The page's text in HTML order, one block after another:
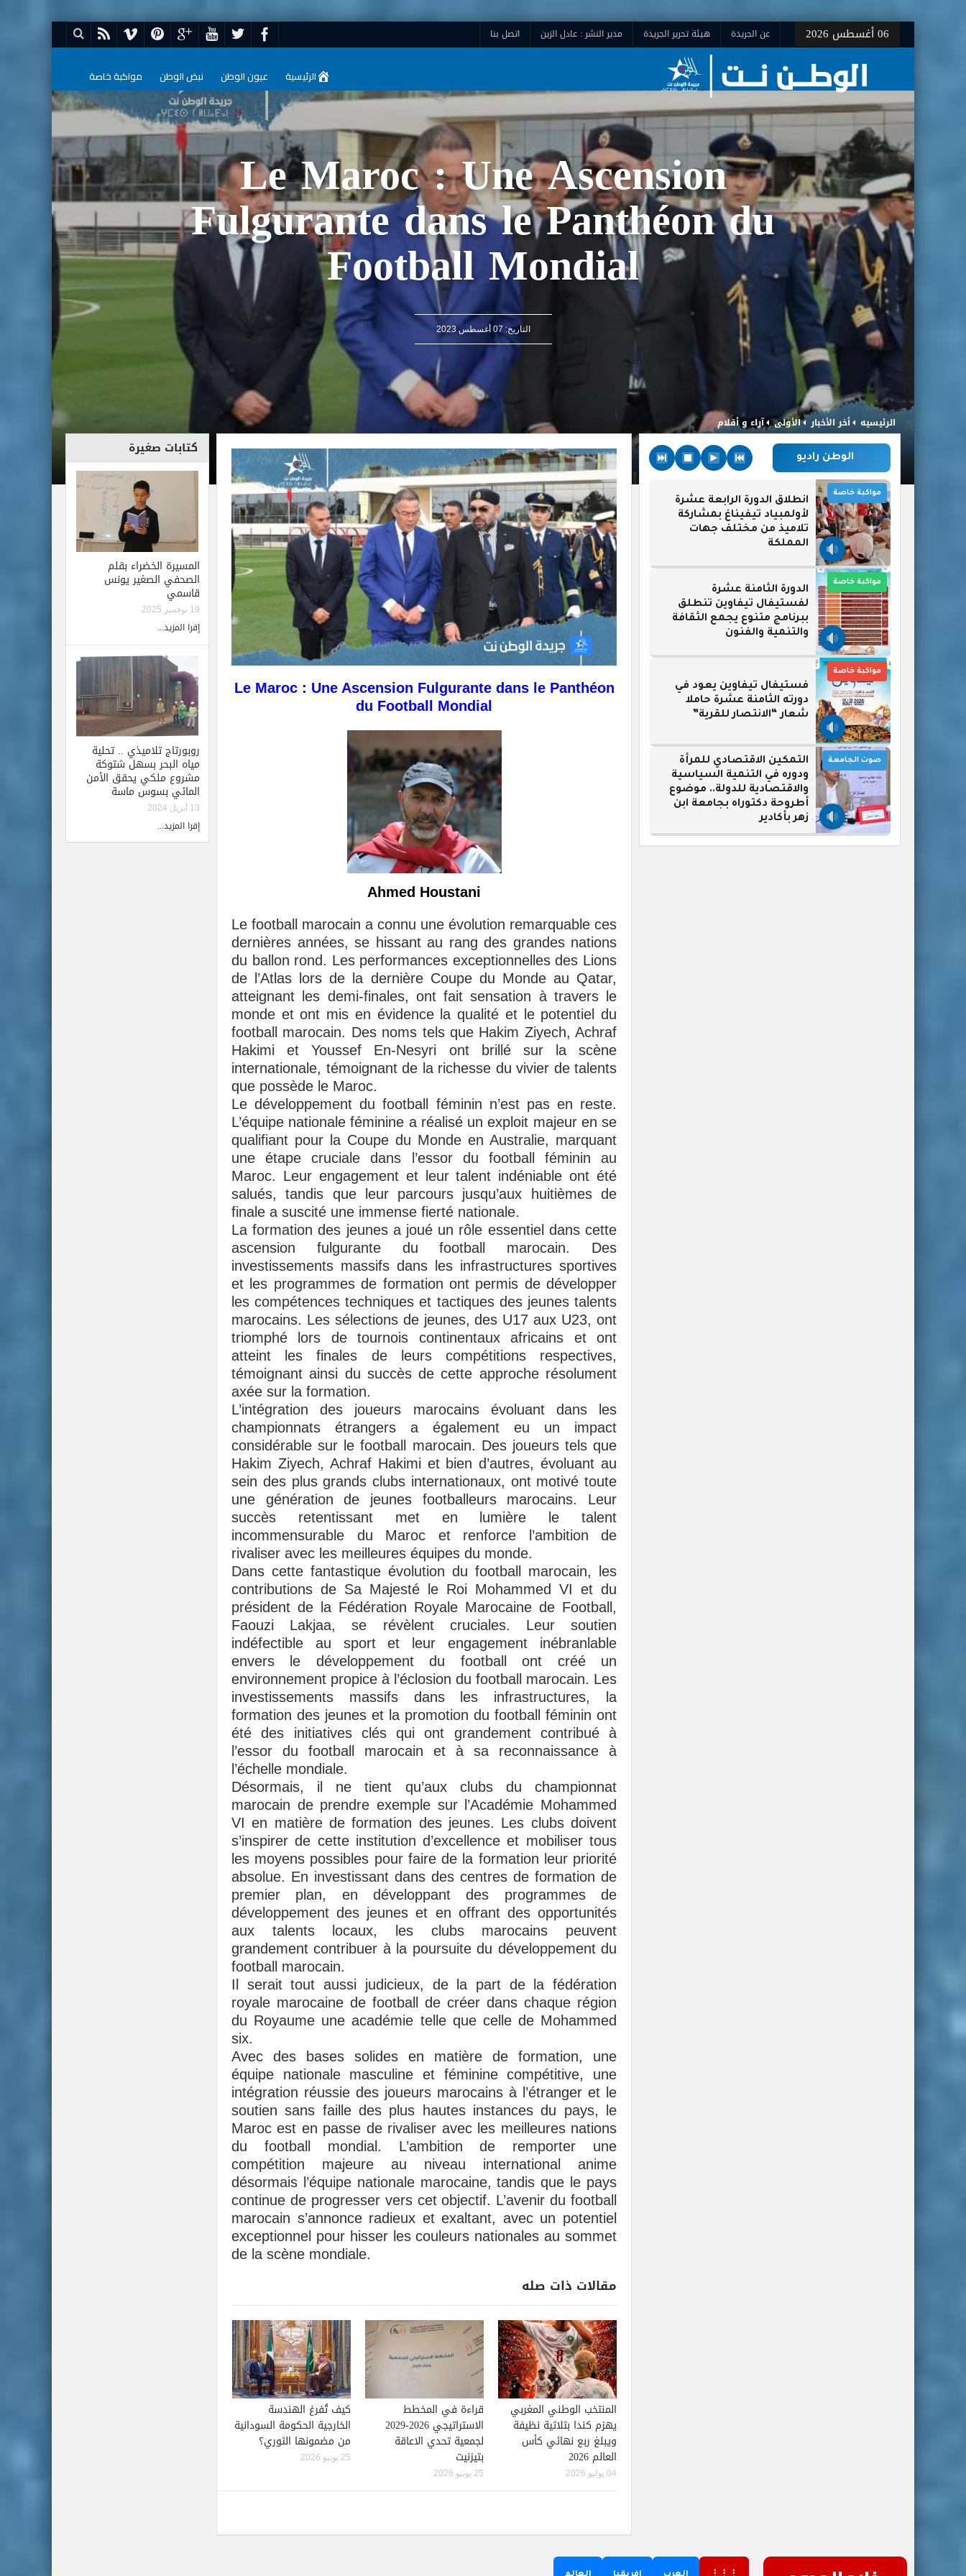
06 أغسطس 2026 عن الجريدة هيئة تحرير الجريدة مدير النشر : عادل الزين اتصل بنا
الرئيسية عيون الوطن نبض الوطن مواكبة خاصة
Le Maroc : Une Ascension
Fulgurante dans le Panthéon du
Football Mondial
التاريخ: 07 أغسطس 2023
الرئيسيه أخر الأخبار الأولى آراء و أقلام
Le Maroc : Une Ascension Fulgurante dans le Panthéon
du Football Mondial
Ahmed Houstani
Le football marocain a connu une évolution remarquable ces
dernières années, se hissant au rang des grandes nations
du ballon rond. Les performances exceptionnelles des Lions
de l’Atlas lors de la dernière Coupe du Monde au Qatar,
atteignant les demi-finales, ont fait sensation à travers le
monde et ont mis en évidence la qualité et le potentiel du
football marocain. Des noms tels que Hakim Ziyech, Achraf
Hakimi et Youssef En-Nesyri ont brillé sur la scène
internationale, témoignant de la richesse du vivier de talents
que possède le Maroc.
Le développement du football féminin n’est pas en reste.
L’équipe nationale féminine a réalisé un exploit majeur en se
qualifiant pour la Coupe du Monde en Australie, marquant
une étape cruciale dans l’essor du football féminin au
Maroc. Leur engagement et leur talent indéniable ont été
salués, tandis que leur parcours jusqu’aux huitièmes de
finale a suscité une immense fierté nationale.
La formation des jeunes a joué un rôle essentiel dans cette
ascension fulgurante du football marocain. Des
investissements massifs dans les infrastructures sportives
et les programmes de formation ont permis de développer
les compétences techniques et tactiques des jeunes talents
marocains. Les sélections de jeunes, des U17 aux U23, ont
triomphé lors de tournois continentaux africains et ont
atteint les finales de leurs compétitions respectives,
témoignant ainsi du succès de cette approche résolument
axée sur la formation.
L’intégration des joueurs marocains évoluant dans les
championnats étrangers a également eu un impact
considérable sur le football marocain. Des joueurs tels que
Hakim Ziyech, Achraf Hakimi et bien d’autres, évoluant au
sein des plus grands clubs internationaux, ont motivé toute
une génération de jeunes footballeurs marocains. Leur
succès retentissant met en lumière le talent
incommensurable du Maroc et renforce l’ambition de
rivaliser avec les meilleures équipes du monde.
Dans cette fantastique évolution du football marocain, les
contributions de Sa Majesté le Roi Mohammed VI et du
président de la Fédération Royale Marocaine de Football,
Faouzi Lakjaa, se révèlent cruciales. Leur soutien
indéfectible au sport et leur engagement inébranlable
envers le développement du football ont créé un
environnement propice à l’éclosion du football marocain. Les
investissements massifs dans les infrastructures, la
formation des jeunes et la promotion du football féminin ont
été des initiatives clés qui ont grandement contribué à
l’essor du football marocain et à sa reconnaissance à
l’échelle mondiale.
Désormais, il ne tient qu’aux clubs du championnat
marocain de prendre exemple sur l’Académie Mohammed
VI en matière de formation des jeunes. Les clubs doivent
s’inspirer de cette institution d’excellence et mobiliser tous
les moyens possibles pour faire de la formation leur priorité
absolue. En investissant dans des centres de formation de
premier plan, en développant des programmes de
développement des jeunes et en offrant des opportunités
aux talents locaux, les clubs marocains peuvent
grandement contribuer à la poursuite du développement du
football marocain.
Il serait tout aussi judicieux, de la part de la fédération
royale marocaine de football de créer dans chaque région
du Royaume une académie telle que celle de Mohammed
six.
Avec des bases solides en matière de formation, une
équipe nationale masculine et féminine compétitive, une
intégration réussie des joueurs marocains à l’étranger et le
soutien sans faille des plus hautes instances du pays, le
Maroc est en passe de rivaliser avec les meilleures nations
du football mondial. L’ambition de remporter une
compétition majeure au niveau international anime
désormais l’équipe nationale marocaine, tandis que le pays
continue de progresser vers cet objectif. L’avenir du football
marocain s’annonce radieux et exaltant, avec un potentiel
exceptionnel pour hisser les couleurs nationales au sommet
de la scène mondiale.
مقالات ذات صله
المنتخب الوطني المغربي
يهزم كندا بثلاثية نظيفة
ويبلغ ربع نهائي كأس
العالم 2026
04 يوليو 2026
قراءة في المخطط
الاستراتيجي 2026-2029
لجمعية تحدي الاعاقة
بتيزنيت
25 يونيو 2026
كيف تُفرغ الهندسة
الخارجية الحكومة السودانية
من مضمونها الثوري؟
25 يونيو 2026
كتابات صغيرة
المسيرة الخضراء بقلم
الصحفي الصغير يونس
قاسمي
19 نوفمبر 2025
إقرا المزيد...
روبورتاج تلاميذي .. تحلية
مياه البحر بسهل شتوكة
مشروع ملكي يحقق الأمن
المائي بسوس ماسة
13 أبريل 2024
إقرا المزيد...
الوطن راديو
مواكبة خاصة
انطلاق الدورة الرابعة عشرة
لأولمبياد تيفيناغ بمشاركة
تلاميذ من مختلف جهات
المملكة
مواكبة خاصة
الدورة الثامنة عشرة
لفستيفال تيفاوين تنطلق
ببرنامج متنوع يجمع الثقافة
والتنمية والفنون
مواكبة خاصة
فستيفال تيفاوين يعود في
دورته الثامنة عشرة حاملا
شعار “الانتصار للقرية”
صوت الجامعة
التمكين الاقتصادي للمرأة
ودوره في التنمية السياسية
والاقتصادية للدولة.. موضوع
أطروحة دكتوراه بجامعة ابن
زهر بأكادير